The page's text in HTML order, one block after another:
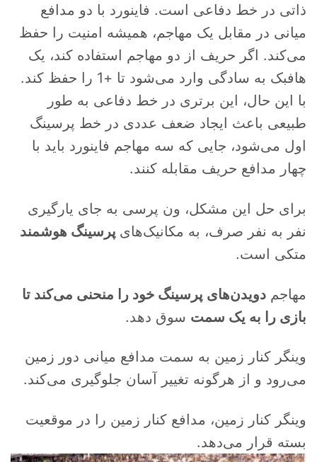
ذاتی در خط دفاعی است. فاینورد با دو مدافع
میانی در مقابل یک مهاجم، همیشه امنیت را حفظ
می‌کند. اگر حریف از دو مهاجم استفاده کند، یک
هافبک به سادگی وارد می‌شود تا +1 را حفظ کند.
با این حال، این برتری در خط دفاعی به طور
طبیعی باعث ایجاد ضعف عددی در خط پرسینگ
اول می‌شود، جایی که سه مهاجم فاینورد باید با
چهار مدافع حریف مقابله کنند.
برای حل این مشکل، ون پرسی به جای یارگیری
نفر به نفر صرف، به مکانیک‌های پرسینگ هوشمند
متکی است.
مهاجمدویدن‌های پرسینگ خود را منحنی می‌کند تا
بازی را به یک سمت سوق دهد.
وینگر کنار زمین به سمت مدافع میانی دور زمین
می‌رود و از هرگونه تغییر آسان جلوگیری می‌کند.
وینگر کنار زمین، مدافع کنار زمین را در موقعیت
بسته قرار می‌دهد.